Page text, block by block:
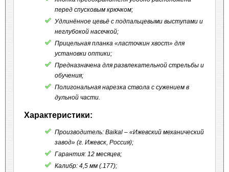
перед спусковым крючком;
Удлинённое цевьё с подпальцевыми выступами и
неглубокой насечкой;
Прицельная планка «ласточкин хвост» для
установки оптики;
Предназначена для развлекательной стрельбы и
обучения;
Полигональная нарезка ствола с сужением в
дульной части.
Характеристики:
Производитель: Baikal – «Ижевский механический
завод» (г. Ижевск, Россия);
Гарантия: 12 месяцев;
Калибр: 4,5 мм (.177);